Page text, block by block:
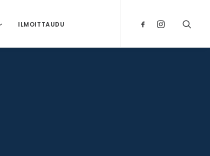
ILMOITTAUDU